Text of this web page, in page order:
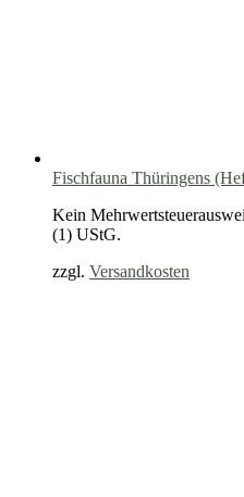
Fischfauna Thüringens
Kein
(1) UStG.
zzgl. Versandkosten